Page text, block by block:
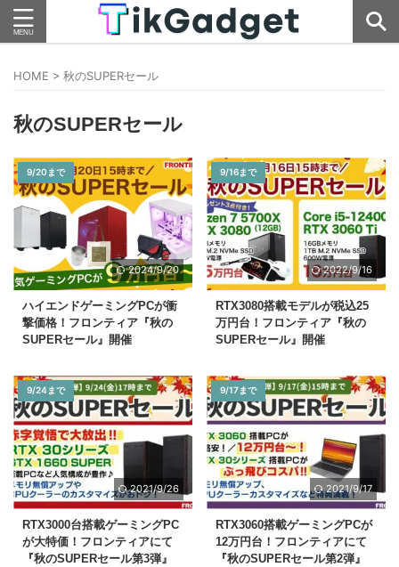
HOME > 秋のSUPERセール
秋のSUPERセール
9/20まで
2024/9/20
ハイエンドゲーミングPCが衝
撃価格！フロンティア『秋の
SUPERセール』開催
9/16まで
2022/9/16
RTX3080搭載モデルが税込25
万円台！フロンティア『秋の
SUPERセール』開催
9/24まで
2021/9/26
RTX3000台搭載ゲーミングPC
が大特価！フロンティアにて
『秋のSUPERセール第3弾』
9/17まで
2021/9/17
RTX3060搭載ゲーミングPCが
12万円台！フロンティアにて
『秋のSUPERセール第2弾』